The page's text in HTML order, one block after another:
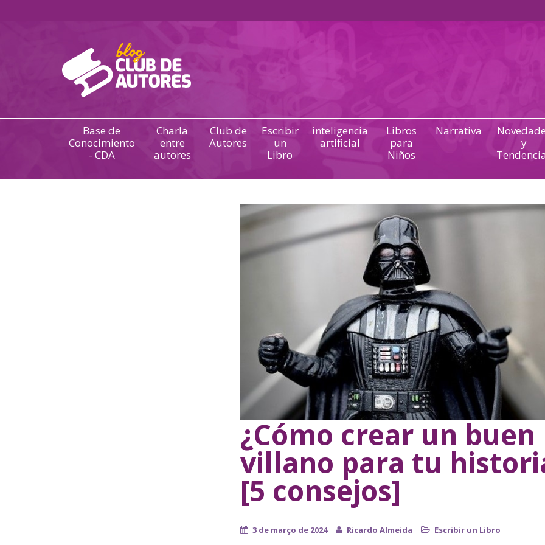
Base de
Conocimiento
- CDA
Charla
entre
autores
Club de
Autores
Escribir
un
Libro
inteligencia
artificial
Libros
para
Niños
Narrativa
y
¿Cómo crear un buen
villano para tu
[5 consejos]
3 de março de 2024 Ricardo Almeida Escribir un Libro